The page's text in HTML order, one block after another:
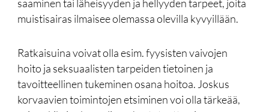
saaminen tai läheisyyden ja hellyyden tarpeet, joita
muistisairas ilmaisee olemassa olevilla kyvyillään.
Ratkaisuina voivat olla esim. fyysisten vaivojen
hoito ja seksuaalisten tarpeiden tietoinen ja
tavoitteellinen tukeminen osana hoitoa. Joskus
korvaavien toimintojen etsiminen voi olla tärkeää,